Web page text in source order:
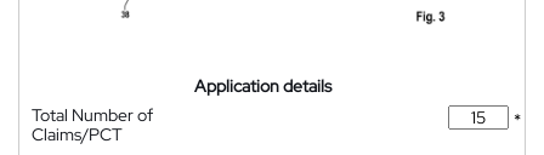
Application details
Total Number of
Claims/PCT
*